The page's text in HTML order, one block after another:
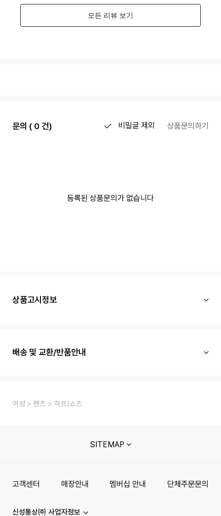
문의 ( 0 건) 비밀글 제외 상품문의하기
등록된 상품문의가 없습니다
상품고시정보
배송 및 교환/반품안내
여성 팬츠 하프/쇼츠
SITEMAP
고객센터 매장안내 멤버십 안내 단체주문문의
신성통상㈜ 사업자정보